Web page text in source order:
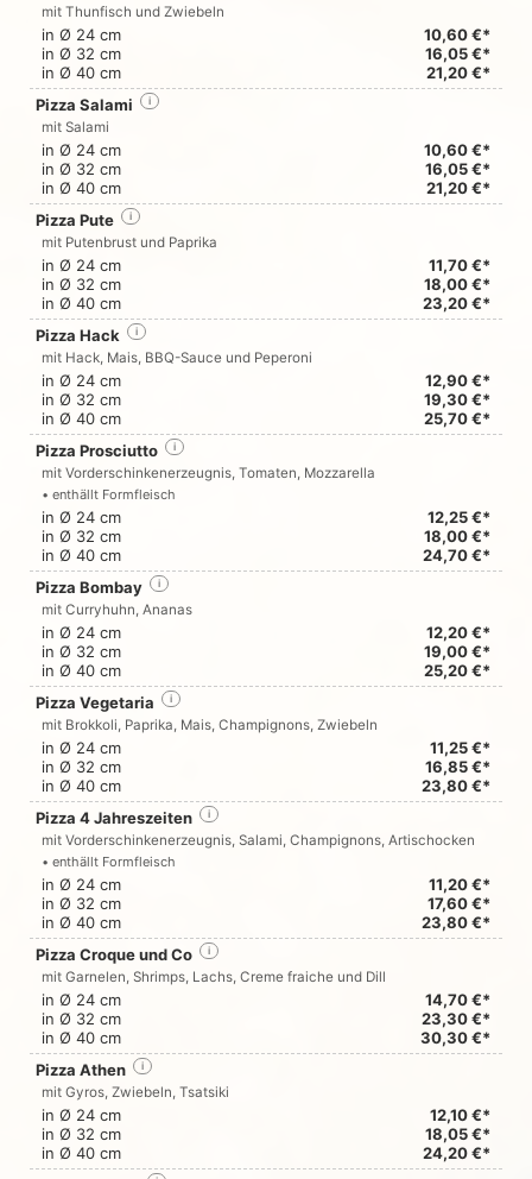
mit Thunfisch und Zwiebeln
in Ø 24 cm
10,60 €*
in Ø 32 cm
16,05 €*
in Ø 40 cm
21,20 €*
Pizza Salami
i
mit Salami
in Ø 24 cm
10,60 €*
in Ø 32 cm
16,05 €*
in Ø 40 cm
21,20 €*
Pizza Pute
i
mit Putenbrust und Paprika
in Ø 24 cm
11,70 €*
in Ø 32 cm
18,00 €*
in Ø 40 cm
23,20 €*
Pizza Hack
i
mit Hack, Mais, BBQ-Sauce und Peperoni
in Ø 24 cm
12,90 €*
in Ø 32 cm
19,30 €*
in Ø 40 cm
25,70 €*
Pizza Prosciutto
i
mit Vorderschinkenerzeugnis, Tomaten, Mozzarella
• enthällt Formfleisch
in Ø 24 cm
12,25 €*
in Ø 32 cm
18,00 €*
in Ø 40 cm
24,70 €*
Pizza Bombay
i
mit Curryhuhn, Ananas
in Ø 24 cm
12,20 €*
in Ø 32 cm
19,00 €*
in Ø 40 cm
25,20 €*
Pizza Vegetaria
i
mit Brokkoli, Paprika, Mais, Champignons, Zwiebeln
in Ø 24 cm
11,25 €*
in Ø 32 cm
16,85 €*
in Ø 40 cm
23,80 €*
Pizza 4 Jahreszeiten
i
mit Vorderschinkenerzeugnis, Salami, Champignons, Artischocken
• enthällt Formfleisch
in Ø 24 cm
11,20 €*
in Ø 32 cm
17,60 €*
in Ø 40 cm
23,80 €*
Pizza Croque und Co
i
mit Garnelen, Shrimps, Lachs, Creme fraiche und Dill
in Ø 24 cm
14,70 €*
in Ø 32 cm
23,30 €*
in Ø 40 cm
30,30 €*
Pizza Athen
i
mit Gyros, Zwiebeln, Tsatsiki
in Ø 24 cm
12,10 €*
in Ø 32 cm
18,05 €*
in Ø 40 cm
24,20 €*